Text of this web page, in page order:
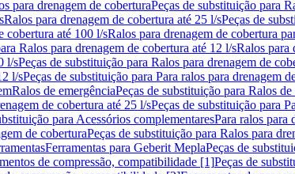
para drenagem de coberturaPeças de substituição para
Ralos para drenagem de cobertura até 25 l/sPeças de
cobertura até 100 l/sRalos para drenagem de cobertura
Ralos para drenagem de cobertura até 12 l/sRalos para
l/sPeças de substituição para Ralos para drenagem de
l/sPeças de substituição para Para ralos para drenagem
Ralos de emergênciaPeças de substituição para Ralos de
de cobertura até 25 l/sPeças de substituição para
para Acessórios complementaresPara ralos para
de coberturaPeças de substituição para Ralos para
Ferramentas para Geberit MeplaPeças de
de compressão, compatibilidade [1]Peças de